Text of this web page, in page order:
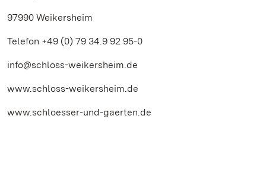
97990 Weikersheim
Telefon +49 (0) 79 34.9 92 95-0
info@schloss-weikersheim.de
www.schloss-weikersheim.de
www.schloesser-und-gaerten.de